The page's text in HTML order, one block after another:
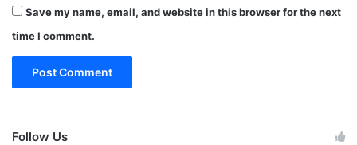
Save my name, email, and website in this browser for the next
time I comment.
Follow Us